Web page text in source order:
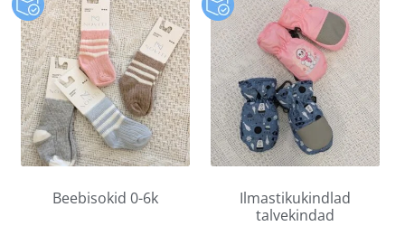
Beebisokid 0-6k
Ilmastikukindlad
talvekindad